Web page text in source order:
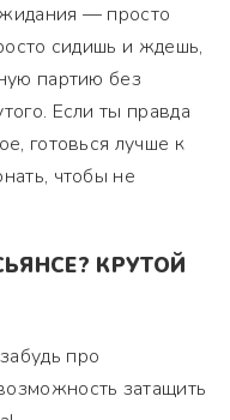
— просто
сидишь и ждешь,
партию без
Если ты правда
готовься лучше к
чтобы не
КРУТОЙ
про
затащить